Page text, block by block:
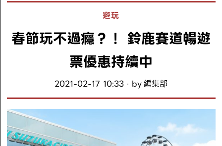
遊玩
春節玩不過癮？！ 鈴鹿賽道暢遊
票優惠持續中
2021-02-17 10:33 by編集部